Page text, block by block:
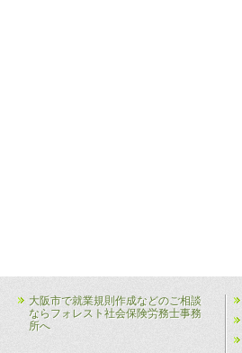
大阪市で就業規則作成などのご相談
ならフォレスト社会保険労務士事務
所へ